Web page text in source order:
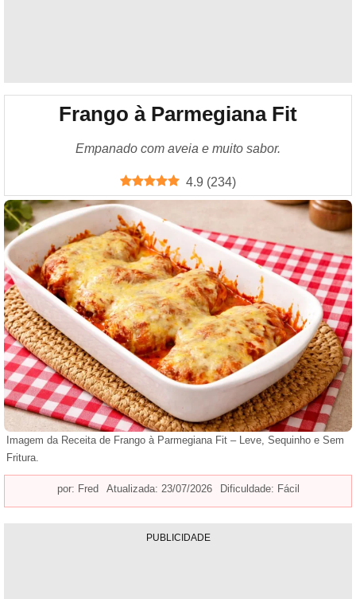
Frango à Parmegiana Fit
Empanado com aveia e muito sabor.
4.9 (234)
Imagem da Receita de Frango à Parmegiana Fit – Leve, Sequinho e Sem
Fritura.
por: Fred Atualizada: 23/07/2026 Dificuldade: Fácil
PUBLICIDADE